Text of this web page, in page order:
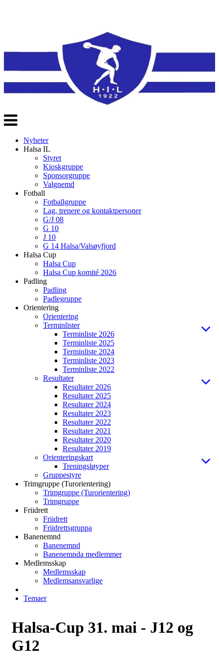
Veksle
navigasjon
Nyheter
Halsa IL
Styret
Kioskgruppe
Sponsorgruppe
Valgnemd
Fotball
Fotballgruppe
Lag, trenere og kontaktpersoner
G/J 08
G 10
J 10
G 14 Halsa/Valsøyfjord
Halsa Cup
Halsa Cup
Halsa Cup komité 2026
Padling
Padling
Padlegruppe
Orientering
Orientering
Terminlister
Terminliste 2026
Terminliste 2025
Terminliste 2024
Terminliste 2023
Terminliste 2022
Resultater
Resultater 2026
Resultater 2025
Resultater 2024
Resultater 2023
Resultater 2022
Resultater 2021
Resultater 2020
Resultater 2019
Orienteringskart
Treningsløyper
Gruppestyre
Trimgruppe (Turorientering)
Trimgruppe (Turorientering)
Trimgruppe
Friidrett
Friidrett
Friidrettsgruppa
Banenemnd
Banenemnd
Banenemnda medlemmer
Medlemsskap
Medlemsskap
Medlemsansvarlige
Temaer
Halsa-Cup 31. mai - J12 og
G12